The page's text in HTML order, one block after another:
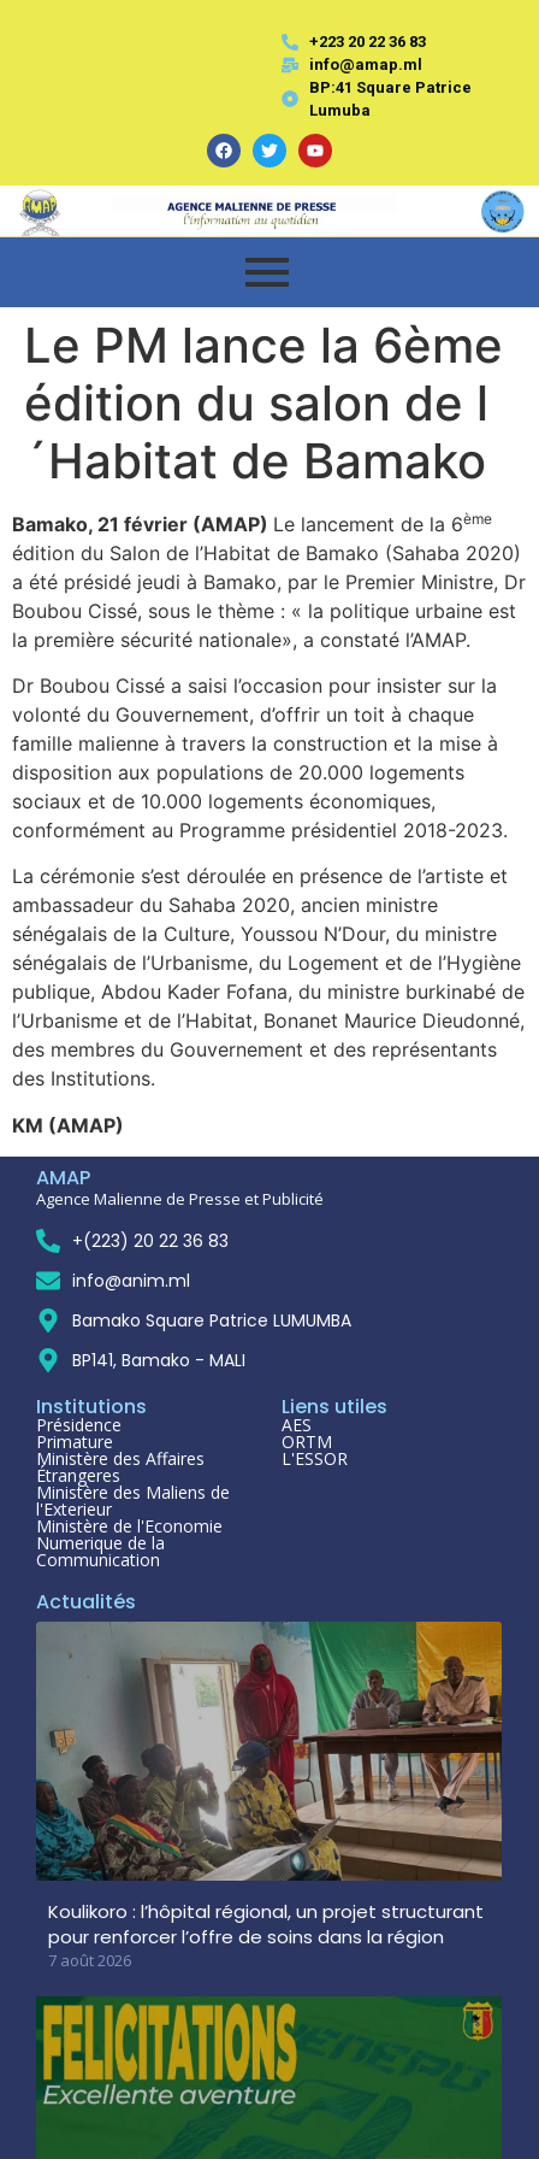
+223 20 22 36 83
info@amap.ml
BP:41 Square Patrice
Lumuba
Le PM lance la 6ème
édition du salon de l
´Habitat de Bamako
Bamako, 21 février (AMAP) Le lancement de la 6ème
édition du Salon de l’Habitat de Bamako (Sahaba 2020)
a été présidé jeudi à Bamako, par le Premier Ministre, Dr
Boubou Cissé, sous le thème : « la politique urbaine est
la première sécurité nationale», a constaté l’AMAP.
Dr Boubou Cissé a saisi l’occasion pour insister sur la
volonté du Gouvernement, d’offrir un toit à chaque
famille malienne à travers la construction et la mise à
disposition aux populations de 20.000 logements
sociaux et de 10.000 logements économiques,
conformément au Programme présidentiel 2018-2023.
La cérémonie s’est déroulée en présence de l’artiste et
ambassadeur du Sahaba 2020, ancien ministre
sénégalais de la Culture, Youssou N’Dour, du ministre
sénégalais de l’Urbanisme, du Logement et de l’Hygiène
publique, Abdou Kader Fofana, du ministre burkinabé de
l’Urbanisme et de l’Habitat, Bonanet Maurice Dieudonné,
des membres du Gouvernement et des représentants
des Institutions.
KM (AMAP)
AMAP
Agence Malienne de Presse et Publicité
+(223) 20 22 36 83
info@anim.ml
Bamako Square Patrice LUMUMBA
BP141, Bamako - MALI
Institutions
Présidence
Primature
Ministère des Affaires
Étrangeres
Ministère des Maliens de
l'Exterieur
Ministère de l'Economie
Numerique de la
Communication
Liens utiles
AES
ORTM
L'ESSOR
Actualités
Koulikoro : l’hôpital régional, un projet structurant
pour renforcer l’offre de soins dans la région
7 août 2026